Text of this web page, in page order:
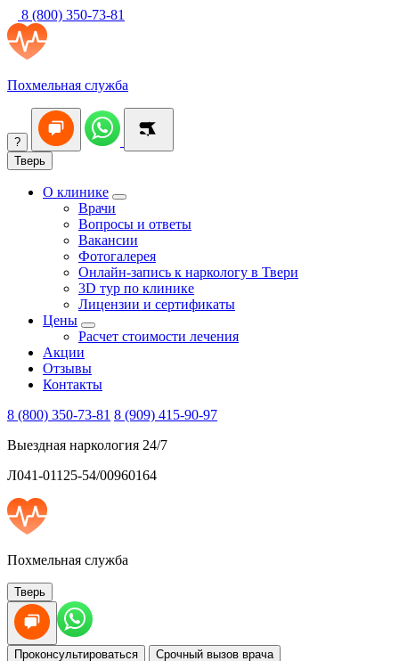
8 (800) 350-73-81
Похмельная служба
?
Тверь
О клинике
Врачи
Вопросы и ответы
Вакансии
Фотогалерея
Онлайн-запись к наркологу в Твери
3D тур по клинике
Лицензии и сертификаты
Цены
Расчет стоимости лечения
Акции
Отзывы
Контакты
8 (800) 350-73-81 8 (909) 415-90-97
Выездная наркология 24/7
Л041-01125-54/00960164
Похмельная служба
Тверь
Проконсультироваться Срочный вызов врача